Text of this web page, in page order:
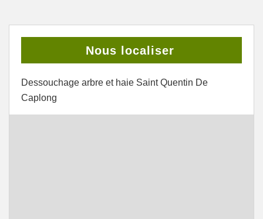
Nous localiser
Dessouchage arbre et haie Saint Quentin De
Caplong